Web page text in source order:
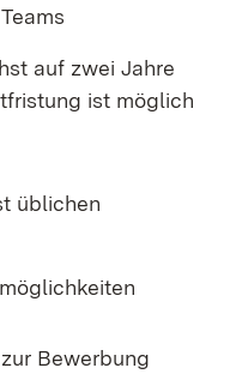
auf zwei Jahre
ist möglich
üblichen
Bewerbung